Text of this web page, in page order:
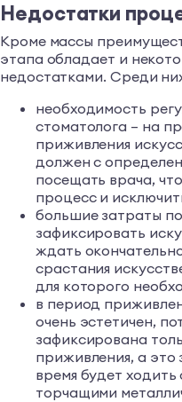
Недостатки
Кроме массы
этапа обладает и
недостатками. Среди
необходимость
стоматолога – на
приживления
должен с
посещать врача,
процесс и
большие затраты
зафиксировать
ждать
срастания
для которого
в период
очень эстетичен,
зафиксирована
приживления, а это
время будет
торчащими